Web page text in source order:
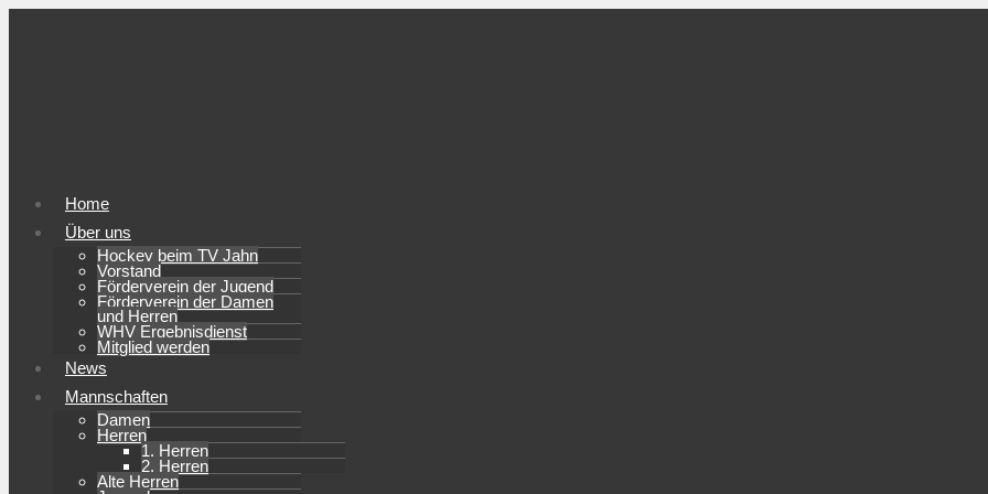
Home
Über uns
Hockey beim TV Jahn
Vorstand
Förderverein der Jugend
Förderverein der Damen
und Herren
WHV Ergebnisdienst
Mitglied werden
News
Mannschaften
Damen
Herren
1. Herren
2. Herren
Alte Herren